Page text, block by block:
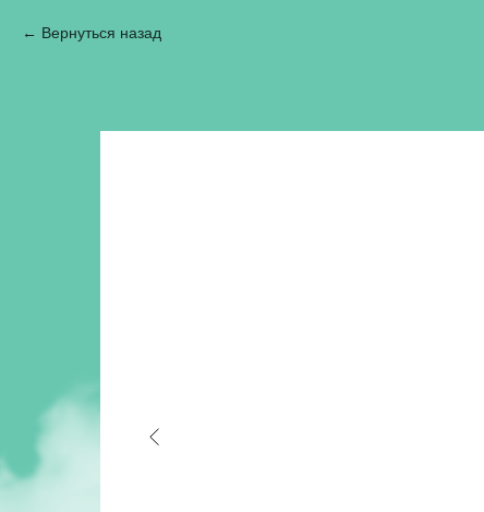
Вернуться назад